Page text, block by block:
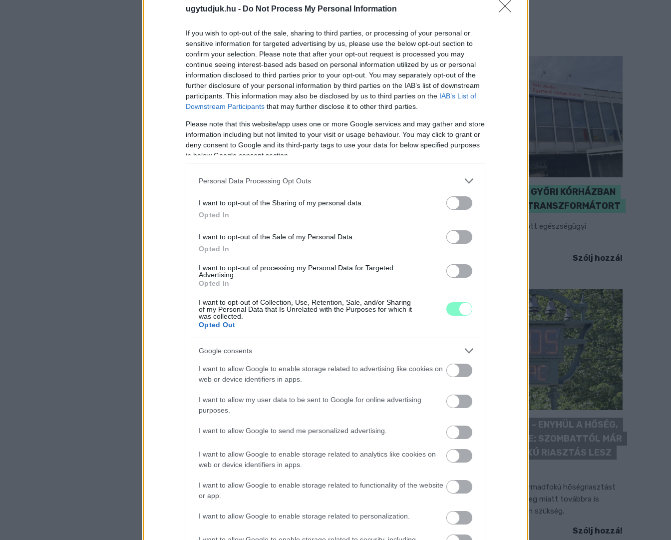
ugytudjuk.hu - Do Not Process My Personal Information
If you wish to opt-out of the sale, sharing to third parties, or processing of your personal or
sensitive information for targeted advertising by us, please use the below opt-out section to
confirm your selection. Please note that after your opt-out request is processed you may
continue seeing interest-based ads based on personal information utilized by us or personal
information disclosed to third parties prior to your opt-out. You may separately opt-out of the
further disclosure of your personal information by third parties on the IAB’s list of downstream
participants. This information may also be disclosed by us to third parties on the IAB’s List of
Downstream Participants that may further disclose it to other third parties.
Please note that this website/app uses one or more Google services and may gather and store
information including but not limited to your visit or usage behaviour. You may click to grant or
deny consent to Google and its third-party tags to use your data for below specified purposes
in below Google consent section.
Personal Data Processing Opt Outs
I want to opt-out of the Sharing of my personal data.
Opted In
I want to opt-out of the Sale of my Personal Data.
Opted In
I want to opt-out of processing my Personal Data for Targeted
Advertising.
Opted In
I want to opt-out of Collection, Use, Retention, Sale, and/or Sharing
of my Personal Data that Is Unrelated with the Purposes for which it
was collected.
Opted Out
Google consents
I want to allow Google to enable storage related to advertising like cookies on
web or device identifiers in apps.
I want to allow my user data to be sent to Google for online advertising
purposes.
I want to allow Google to send me personalized advertising.
I want to allow Google to enable storage related to analytics like cookies on
web or device identifiers in apps.
I want to allow Google to enable storage related to functionality of the website
or app.
I want to allow Google to enable storage related to personalization.
KICSERÉLTÉK A GYŐRI KÓRHÁZBAN
MEGHIBÁSODOTT TRANSZFORMÁTORT
Megkezdték az elhalasztott egészségügyi
ellátásokat.
Szólj hozzá!
KÁNIKULA 2026 - ENYHÜL A HŐSÉG,
DE MÉG NINCS VÉGE: SZOMBATTÓL MÁR
“CSAK” MÁSODFOKÚ RIASZTÁS LESZ
A július vége óta tartó harmadfokú hőségriasztást
mérséklik, de a tartós meleg miatt továbbra is
fokozott óvatosságra van szükség.
Szólj hozzá!